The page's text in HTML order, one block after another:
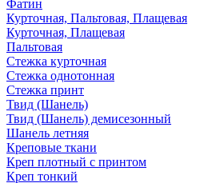
Фатин
Курточная, Пальтовая, Плащевая
Курточная, Плащевая
Пальтовая
Стежка курточная
Стежка однотонная
Стежка принт
Твид (Шанель)
Твид (Шанель) демисезонный
Шанель летняя
Креповые ткани
Креп плотный с принтом
Креп тонкий